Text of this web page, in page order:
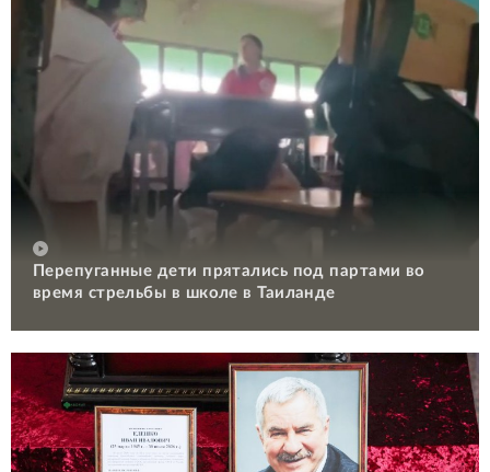
Перепуганные дети прятались под партами во
время стрельбы в школе в Таиланде